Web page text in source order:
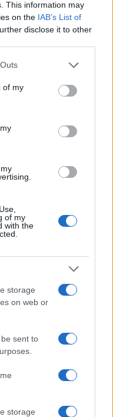
This information may
on the IAB’s List of
disclose it to other
one or more Google
You may click to
its third-party tags to
in below Google
of my
of my
with the
storage
on web or
sent to
storage
στην ΕΡΤ- Ο πρώτος
στην Ελλάδα-Πώς
και τα αθλητικά